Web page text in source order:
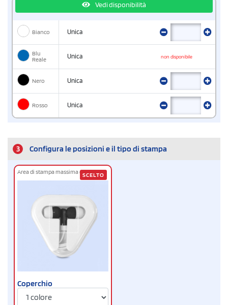
Vedi disponibilità
Bianco Unica
Blu
Reale
Unica non disponibile
Nero Unica
Rosso Unica
3 Configura le posizioni e il tipo di stampa
Area di stampa massima cm3 x 3
Coperchio
SCELTO